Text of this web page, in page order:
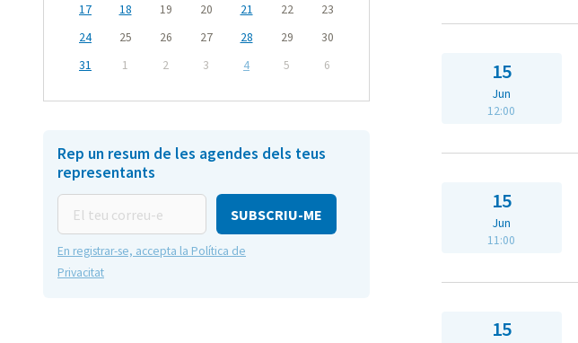
17
18 19 20 21 22
23
24
25 26 27 28 29
30
31
1 2 3 4 5 6
Rep un resum de les agendes dels teus
representants
teu
correu-
e
En registrar-se, accepta la Política de
Privacitat
15
Jun
12:00
15
Jun
11:00
15